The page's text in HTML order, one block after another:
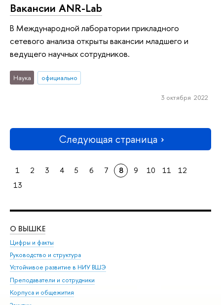
Вакансии ANR-Lab
В Международной лаборатории прикладного
сетевого анализа открыты вакансии младшего и
ведущего научных сотрудников.
Наука официально
3 октября 2022
Следующая страница
1 2 3 4 5 6 7 8 9 10 11
12
13
О ВЫШКЕ
Цифры и факты
Руководство и структура
Устойчивое развитие в НИУ ВШЭ
Преподаватели и сотрудники
Корпуса и общежития